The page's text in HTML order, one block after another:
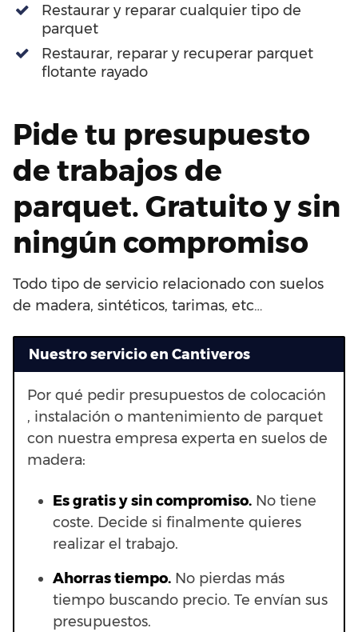
Restaurar y reparar cualquier tipo de
parquet
Restaurar, reparar y recuperar parquet
flotante rayado
Pide tu presupuesto
de trabajos de
parquet. Gratuito y sin
ningún compromiso
Todo tipo de servicio relacionado con suelos
de madera, sintéticos, tarimas, etc…
Nuestro servicio en Cantiveros
Por qué pedir presupuestos de colocación
, instalación o mantenimiento de parquet
con nuestra empresa experta en suelos de
madera:
Es gratis y sin compromiso. No tiene
coste. Decide si finalmente quieres
realizar el trabajo.
Ahorras tiempo. No pierdas más
tiempo buscando precio. Te envían sus
presupuestos.